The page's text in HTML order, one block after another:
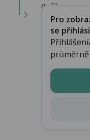
došlo...
Pro
se